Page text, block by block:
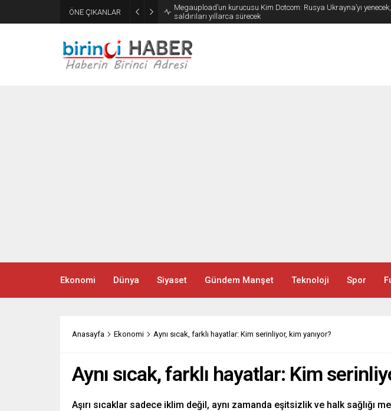
ÖNE ÇIKANLAR
Megaupload’un kurucusu Kim Dotcom: Rusya Ukrayna’yı yenecek,
saldırıları yıllarca sürecek
Ekonomi Dünya Siyaset Gündem Manşet Teknoloji Spor
Anasayfa Ekonomi Aynı sıcak, farklı hayatlar: Kim serinliyor, kim yanıyor?
Aynı sıcak, farklı hayatlar: Kim
Aşırı sıcaklar sadece iklim değil, aynı zamanda eşitsizlik ve halk sağlığı